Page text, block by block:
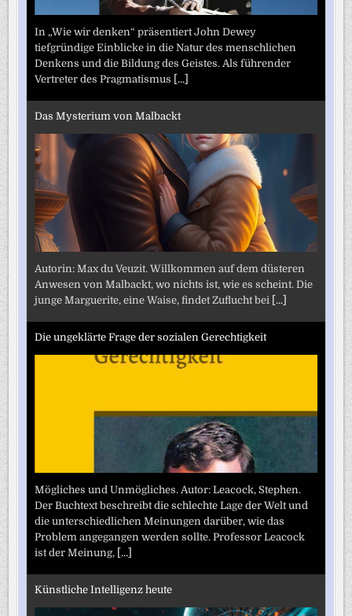
In „Wie wir denken“ präsentiert John Dewey
tiefgründige Einblicke in die Natur des menschlichen
Denkens und die Bildung des Geistes. Als führender
Vertreter des Pragmatismus [...]
Das Mysterium von Malbackt
Autorin: Max du Veuzit. Willkommen auf dem düsteren
Anwesen von Malbackt, wo nichts ist, wie es scheint. Die
junge Marguerite, eine Waise, findet Zuflucht bei [...]
Die ungeklärte Frage der sozialen Gerechtigkeit
Mögliches und Unmögliches. Autor: Leacock, Stephen.
Der Buchtext beschreibt die schlechte Lage der Welt und
die unterschiedlichen Meinungen darüber, wie das
Problem angegangen werden sollte. Professor Leacock
ist der Meinung, [...]
Künstliche Intelligenz heute